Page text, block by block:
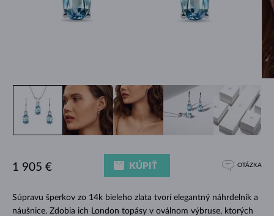
Súpravu šperkov zo 14k bieleho zlata tvorí elegantný náhrdelník a
náušnice. Zdobia ich London topásy v oválnom výbruse, ktorých
1 905 € KÚPIŤ OTÁZKA